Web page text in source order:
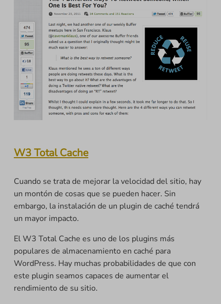
W3 Total Cache
Cuando se trata de mejorar la velocidad del sitio, hay
un montón de cosas que se pueden hacer. Sin
embargo, la instalación de un plugin de caché tendrá
un mayor impacto.
El W3 Total Cache es uno de los plugins más
populares de almacenamiento en caché para
WordPress. Hay muchas probabilidades de que con
este plugin seamos capaces de aumentar el
rendimiento de su sitio.